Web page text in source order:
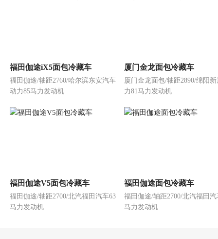
福田伽途iX5面包冷藏车
福田伽途/轴距2760/哈尔滨东安汽车
动力85马力发动机
厦门金龙面包冷藏车
厦门金龙面包/轴距2890/绵阳
力81马力发动机
福田伽途V5面包冷藏车
福田伽途/轴距2700/北汽福田汽车63
马力发动机
福田伽途面包冷藏车
福田伽途/轴距2700/北汽福田汽
马力发动机